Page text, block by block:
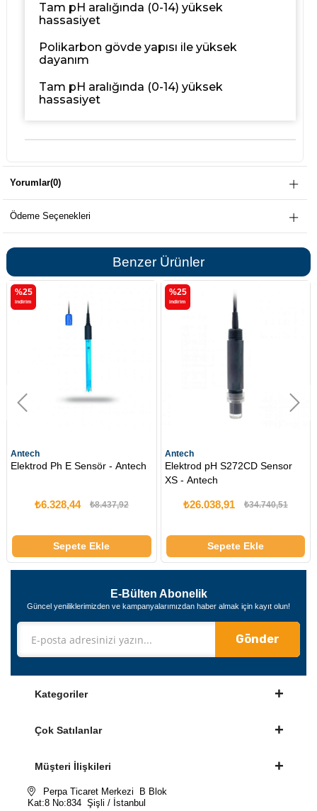
Tam pH aralığında (0-14) yüksek
hassasiyet
Polikarbon gövde yapısı ile yüksek
dayanım
Tam pH aralığında (0-14) yüksek
hassasiyet
Yorumlar(0)
Ödeme Seçenekleri
Benzer Ürünler
Antech
Elektrod Ph E Sensör - Antech
₺6.328,44 ₺8.437,92
Sepete Ekle
%25
i̇ndirim
Antech
Elektrod pH S272CD Sensor
XS - Antech
₺26.038,91 ₺34.740,51
Sepete Ekle
%25
i̇ndirim
E-Bülten Abonelik
Güncel yeniliklerimizden ve kampanyalarımızdan haber almak için kayıt olun!
Gönder
Kategoriler
Çok Satılanlar
Müşteri İlişkileri
Perpa Ticaret Merkezi B Blok
Kat:8 No:834 Şişli / İstanbul